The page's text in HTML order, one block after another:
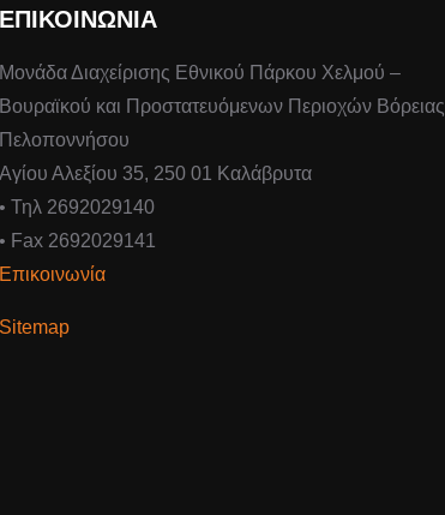
ΕΠΙΚΟΙΝΩΝΙΑ
Μονάδα Διαχείρισης Εθνικού Πάρκου Χελμού –
Βουραϊκού και Προστατευόμενων Περιοχών Βόρειας
Πελοποννήσου
Αγίου Αλεξίου 35, 250 01 Καλάβρυτα
• Τηλ 2692029140
• Fax 2692029141
Επικοινωνία
Sitemap